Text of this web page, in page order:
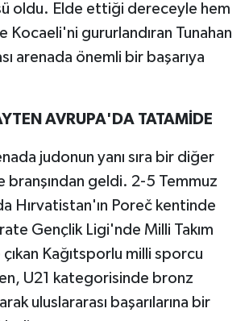
oldu. Elde ettiği dereceyle hem
Kocaeli'ni gururlandıran Tunahan
arenada önemli bir başarıya
AVRUPA'DA TATAMİDE
judonun yanı sıra bir diğer
branşından geldi. 2-5 Temmuz
Hırvatistan'ın Poreč kentinde
Gençlik Ligi'nde Milli Takım
Kağıtsporlu milli sporcu
U21 kategorisinde bronz
uluslararası başarılarına bir